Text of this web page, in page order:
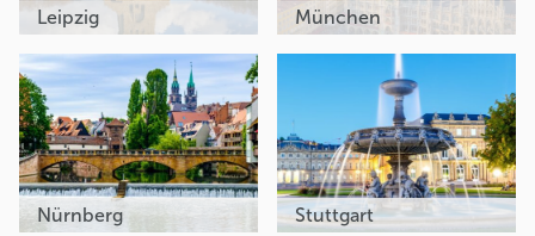
Leipzig München
Nürnberg Stuttgart